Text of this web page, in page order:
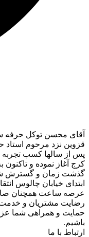
قزوین نزد مرحوم
کرج آغاز نموده و تاکنون
گذشت زمان و گسترش
ابتدای خیابان چالوس
عرصه ساعت همچنان
رضایت مشتریان و خدمت
حمایت و همراهی شما
باشیم.
ارتباط با ما